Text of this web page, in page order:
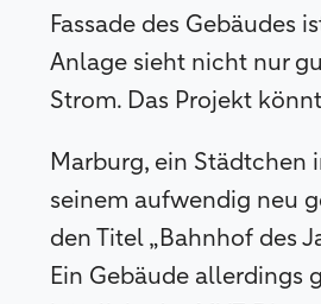
Fassade des
Anlage sieht nicht nur
Strom. Das Projekt
Marburg, ein Städtchen
seinem aufwendig neu
den Titel „Bahnhof des
Ein Gebäude allerdings